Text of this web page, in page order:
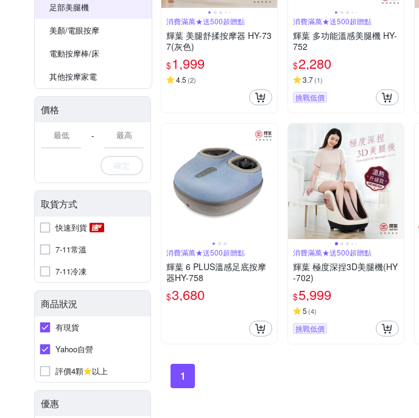
足部美腿機
美顏/電眼按摩
電動按摩棒/床
其他按摩家電
價格
-
確定
取貨方式
快速到貨
7-11常溫
7-11冷凍
商品狀況
有現貨
Yahoo自營
評價4顆
以上
優惠
消費滿萬★送500超贈點
輝葉 美腿舒揉按摩器 HY-73
7(灰色)
$1,999
4.5 (2)
消費滿萬★送500超贈點
輝葉 多功能溫感美腿機 HY-
752
$2,280
3.7(1)
挑戰低價
消費滿萬★送500超贈點
輝葉 6 PLUS溫感足底按摩
器HY-758
$3,680
消費滿萬★送500超贈點
輝葉 極度深捏3D美腿機(HY
-702)
$5,999
5 (4)
挑戰低價
1